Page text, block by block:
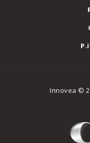
Innovea ©